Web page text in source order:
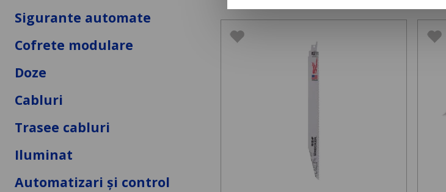
Sigurante automate
Cofrete modulare
Doze
Cabluri
Trasee cabluri
Iluminat
Automatizari și control